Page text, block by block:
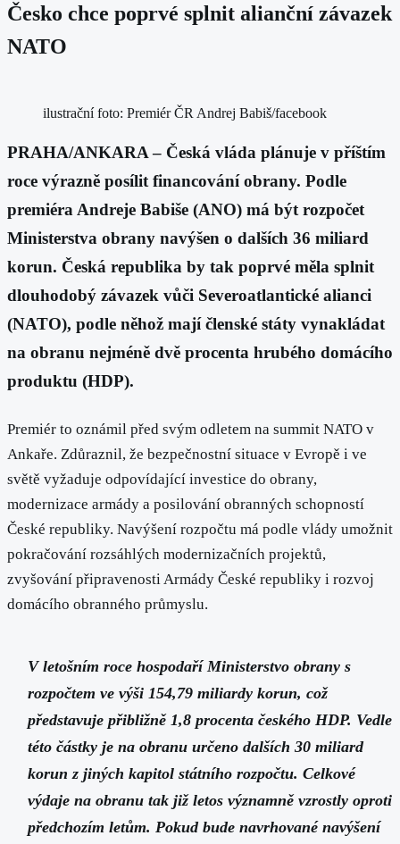
Česko chce poprvé splnit alianční závazek
NATO
ilustrační foto: Premiér ČR Andrej Babiš/facebook
PRAHA/ANKARA – Česká vláda plánuje v příštím
roce výrazně posílit financování obrany. Podle
premiéra Andreje Babiše (ANO) má být rozpočet
Ministerstva obrany navýšen o dalších 36 miliard
korun. Česká republika by tak poprvé měla splnit
dlouhodobý závazek vůči Severoatlantické alianci
(NATO), podle něhož mají členské státy vynakládat
na obranu nejméně dvě procenta hrubého domácího
produktu (HDP).
Premiér to oznámil před svým odletem na summit NATO v
Ankaře. Zdůraznil, že bezpečnostní situace v Evropě i ve
světě vyžaduje odpovídající investice do obrany,
modernizace armády a posilování obranných schopností
České republiky. Navýšení rozpočtu má podle vlády umožnit
pokračování rozsáhlých modernizačních projektů,
zvyšování připravenosti Armády České republiky i rozvoj
domácího obranného průmyslu.
V letošním roce hospodaří Ministerstvo obrany s
rozpočtem ve výši 154,79 miliardy korun, což
představuje přibližně 1,8 procenta českého HDP. Vedle
této částky je na obranu určeno dalších 30 miliard
korun z jiných kapitol státního rozpočtu. Celkové
výdaje na obranu tak již letos významně vzrostly oproti
předchozím letům. Pokud bude navrhované navýšení